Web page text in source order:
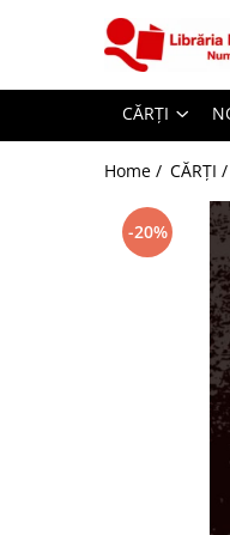
Artă și Enciclopedii
Beletristică
Business și Economie
Cărți pentru copii
CĂRȚI
Home / CĂRȚI /
-20%